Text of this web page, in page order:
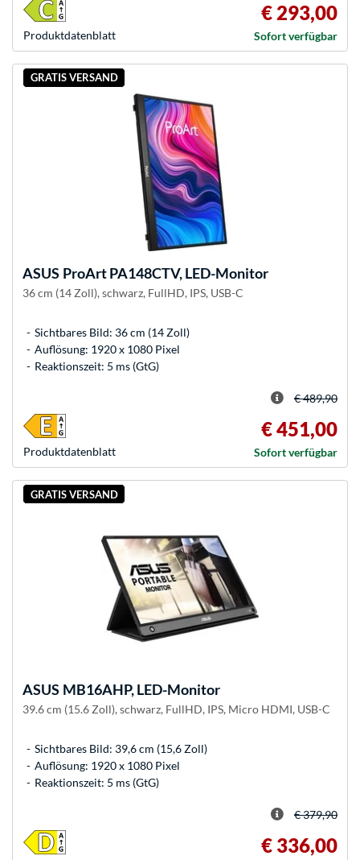
Produkt­datenblatt
€ 293,00
Sofort verfügbar
GRATIS VERSAND
ASUS ProArt PA148CTV, LED-Monitor
36 cm (14 Zoll), schwarz, FullHD, IPS, USB-C
Sichtbares Bild: 36 cm (14 Zoll)
Auflösung: 1920 x 1080 Pixel
Reaktionszeit: 5 ms (GtG)
Produkt­datenblatt
€ 489,90
€ 451,00
Sofort verfügbar
GRATIS VERSAND
ASUS MB16AHP, LED-Monitor
39.6 cm (15.6 Zoll), schwarz, FullHD, IPS, Micro HDMI, USB-C
Sichtbares Bild: 39,6 cm (15,6 Zoll)
Auflösung: 1920 x 1080 Pixel
Reaktionszeit: 5 ms (GtG)
€ 379,90
€ 336,00